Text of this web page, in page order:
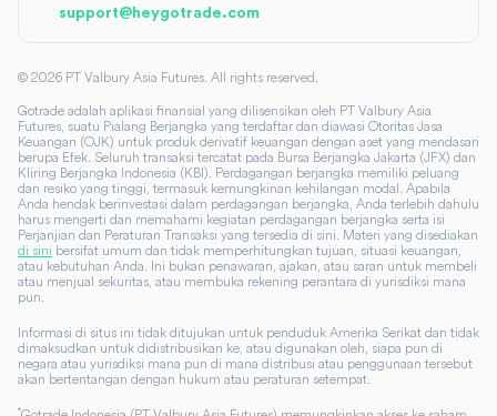
support@heygotrade.com
© 2026 PT Valbury Asia Futures. All rights reserved.
Gotrade adalah aplikasi finansial yang dilisensikan oleh PT Valbury Asia
Futures, suatu Pialang Berjangka yang terdaftar dan diawasi Otoritas Jasa
Keuangan (OJK) untuk produk derivatif keuangan dengan aset yang mendasari
berupa Efek. Seluruh transaksi tercatat pada Bursa Berjangka Jakarta (JFX) dan
Kliring Berjangka Indonesia (KBI). Perdagangan berjangka memiliki peluang
dan resiko yang tinggi, termasuk kemungkinan kehilangan modal. Apabila
Anda hendak berinvestasi dalam perdagangan berjangka, Anda terlebih dahulu
harus mengerti dan memahami kegiatan perdagangan berjangka serta isi
Perjanjian dan Peraturan Transaksi yang tersedia di sini. Materi yang disediakan
di sini bersifat umum dan tidak memperhitungkan tujuan, situasi keuangan,
atau kebutuhan Anda. Ini bukan penawaran, ajakan, atau saran untuk membeli
atau menjual sekuritas, atau membuka rekening perantara di yurisdiksi mana
pun.
Informasi di situs ini tidak ditujukan untuk penduduk Amerika Serikat dan tidak
dimaksudkan untuk didistribusikan ke, atau digunakan oleh, siapa pun di
negara atau yurisdiksi mana pun di mana distribusi atau penggunaan tersebut
akan bertentangan dengan hukum atau peraturan setempat.
*